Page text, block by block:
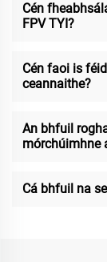
Cén
FPV TYI?
Cén faoi is
ceannaithe?
An bhfuil
mórchúimhne
Cá bhfuil na